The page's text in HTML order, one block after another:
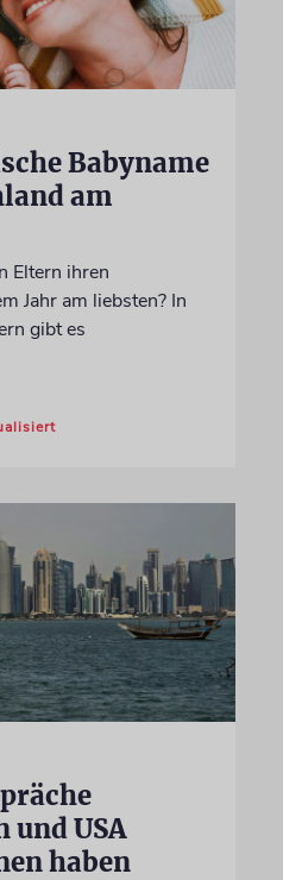
Babyname
am
Eltern ihren
Jahr am liebsten? In
gibt es
und USA
haben